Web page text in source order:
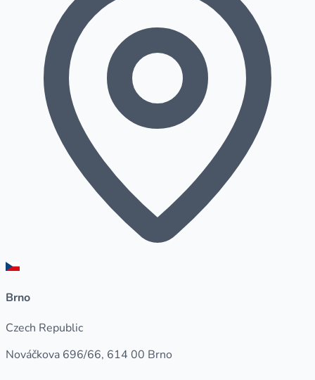
Brno
Czech Republic
Nováčkova 696/66, 614 00 Brno